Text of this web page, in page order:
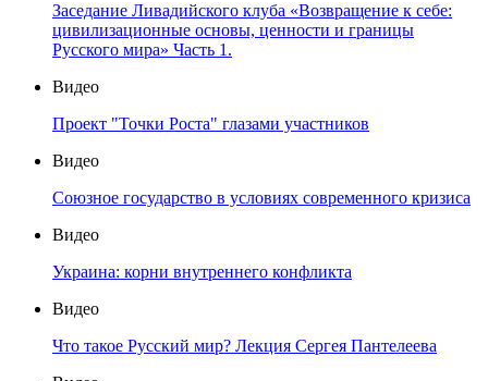
Заседание Ливадийского клуба «Возвращение к себе:
цивилизационные основы, ценности и границы
Русского мира» Часть 1.
Видео
Проект "Точки Роста" глазами участников
Видео
Союзное государство в условиях современного кризиса
Видео
Украина: корни внутреннего конфликта
Видео
Что такое Русский мир? Лекция Сергея Пантелеева